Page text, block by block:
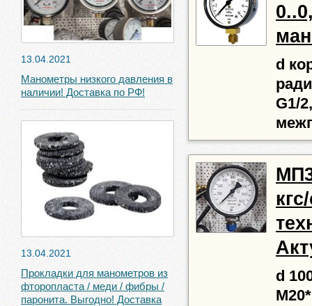
13.04.2021
Манометры низкого давления в
наличии! Доставка по РФ!
13.04.2021
Прокладки для манометров из
фторопласта / меди / фибры /
паронита. Выгодно! Доставка
d
G1/
d